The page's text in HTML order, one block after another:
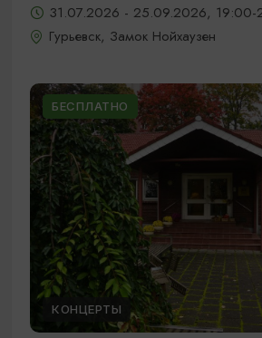
31.07.2026 - 25.09.2026, 19:00-
Гурьевск, Замок Нойхаузен
БЕСПЛАТНО
КОНЦЕРТЫ